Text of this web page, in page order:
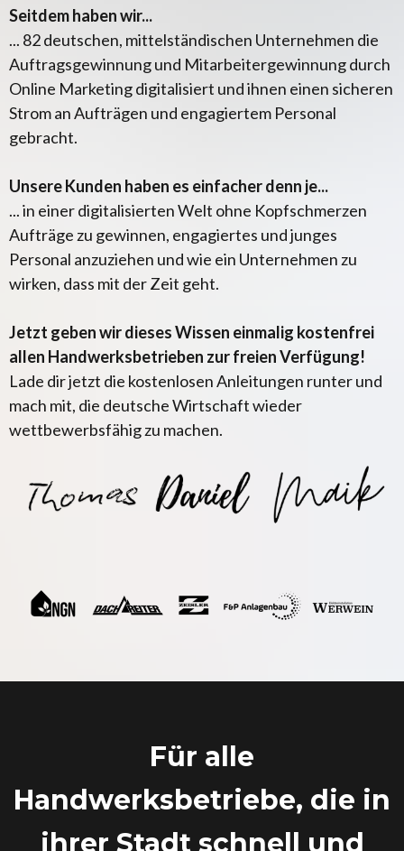
Seitdem haben wir...
... 82 deutschen, mittelständischen Unternehmen die
Auftragsgewinnung und Mitarbeitergewinnung durch
Online Marketing digitalisiert und ihnen einen sicheren
Strom an Aufträgen und engagiertem Personal
gebracht.
Unsere Kunden haben es einfacher denn je...
... in einer digitalisierten Welt ohne Kopfschmerzen
Aufträge zu gewinnen, engagiertes und junges
Personal anzuziehen und wie ein Unternehmen zu
wirken, dass mit der Zeit geht.
Jetzt geben wir dieses Wissen einmalig kostenfrei
allen Handwerksbetrieben zur freien Verfügung!
Lade dir jetzt die kostenlosen Anleitungen runter und
mach mit, die deutsche Wirtschaft wieder
wettbewerbsfähig zu machen.
Für alle
Handwerksbetriebe, die in
ihrer Stadt schnell und